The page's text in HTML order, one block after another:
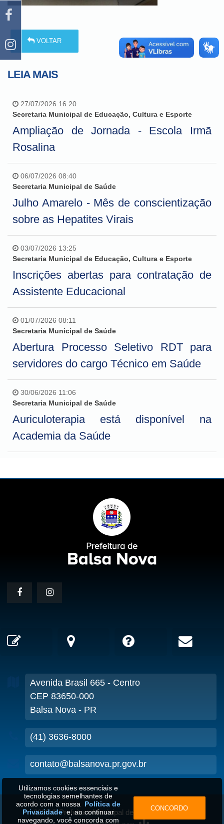
VOLTAR
LEIA MAIS
27/07/2026 16:20
Secretaria Municipal de Educação, Cultura e Esporte
Ampliação de Jornada - Escola Irmã
Rosalina
06/07/2026 08:40
Secretaria Municipal de Saúde
Julho Amarelo - Mês de conscientização
sobre as Hepatites Virais
03/07/2026 13:25
Secretaria Municipal de Educação, Cultura e Esporte
Inscrições abertas para contratação de
Assistente Educacional
01/07/2026 08:11
Secretaria Municipal de Saúde
Abertura Processo Seletivo RDT para
servidores do cargo Técnico em Saúde
30/06/2026 11:06
Secretaria Municipal de Saúde
Auriculoterapia está disponível na
Academia da Saúde
Avenida Brasil 665 - Centro
CEP 83650-000
Balsa Nova - PR
(41) 3636-8000
contato@balsanova.pr.gov.br
2026 ©Prefeitura Municipal de Balsa Nova-PR
Utilizamos cookies essenciais e
tecnologias semelhantes de
acordo com a nossa Política de
Privacidadee, ao continuar
navegando, você concorda com
CONCORDO